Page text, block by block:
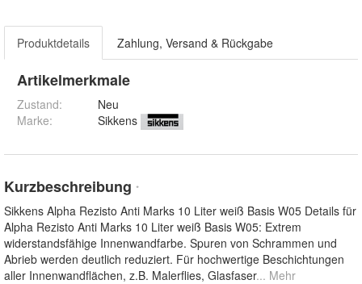
Produktdetails Zahlung, Versand & Rückgabe
Artikelmerkmale
Zustand:
Neu
Marke:
Sikkens
Kurzbeschreibung *
Sikkens Alpha Rezisto Anti Marks 10 Liter weiß Basis W05 Details für
Alpha Rezisto Anti Marks 10 Liter weiß Basis W05: Extrem
widerstandsfähige Innenwandfarbe. Spuren von Schrammen und
Abrieb werden deutlich reduziert. Für hochwertige Beschichtungen
aller Innenwandflächen, z.B. Malerflies, Glasfaser... Mehr